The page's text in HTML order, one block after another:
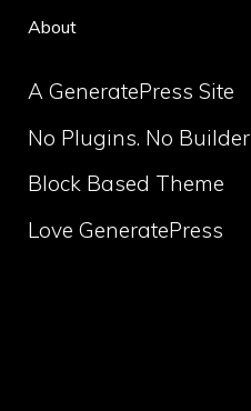
About
A GeneratePress Site
No Plugins. No Builder
Block Based Theme
Love GeneratePress